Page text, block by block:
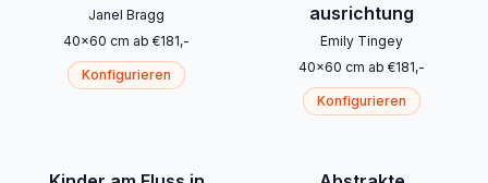
Janel Bragg
40x60 cm ab €181,-
Konfigurieren
ausrichtung
Emily Tingey
40x60 cm ab €181,-
Konfigurieren